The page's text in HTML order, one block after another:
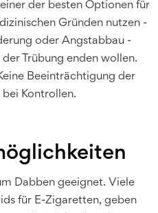
der besten Optionen für
Gründen nutzen -
oder Angstabbau -
Trübung enden wollen.
Beeinträchtigung der
bei Kontrollen.
Dabben geeignet. Viele
für E-Zigaretten, geben